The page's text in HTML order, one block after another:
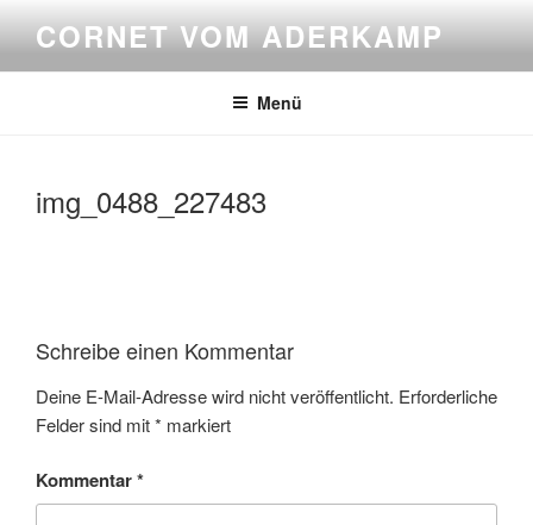
Inhalt
springen
CORNET VOM ADERKAMP
Menü
img_0488_227483
Schreibe einen Kommentar
Deine E-Mail-Adresse wird nicht veröffentlicht. Erforderliche
Felder sind mit* markiert
Kommentar*